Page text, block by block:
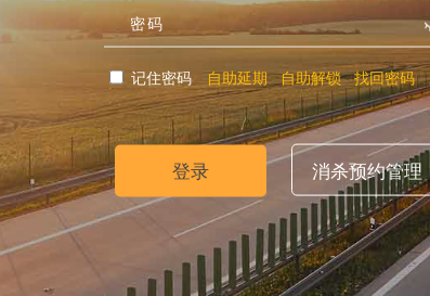
密码
记住密码 自助延期 自助解锁 找回密码
登录 消杀预约管理